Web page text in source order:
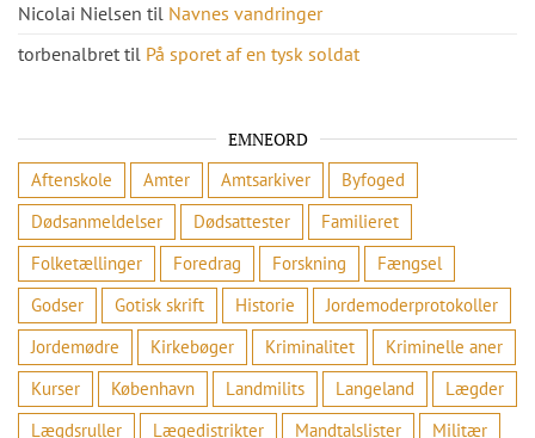
Nicolai Nielsen til Navnes vandringer
torbenalbret til På sporet af en tysk soldat
EMNEORD
Aftenskole
Amter Amtsarkiver
Byfoged
Dødsanmeldelser
Dødsattester
Familieret
Folketællinger
Foredrag Forskning
Fængsel
Godser
Gotisk skrift Historie
Jordemoderprotokoller
Jordemødre
Kirkebøger Kriminalitet
Kriminelle aner
Kurser
København Landmilits Langeland
Lægder
Lægdsruller
Lægedistrikter Mandtalslister
Militær